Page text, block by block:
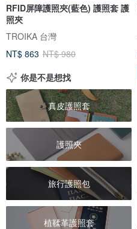
RFID屏障護照夾(藍色) 護照套 護
照夾
TROIKA 台灣
NT$ 863 NT$ 980
你是不是想找
真皮護照套
護照夾
旅行護照包
植鞣革護照套